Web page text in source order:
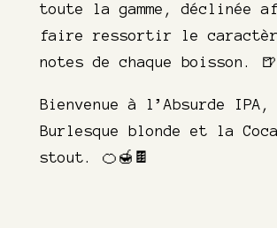
toute la gamme, déclinée
faire ressortir le
notes de chaque boisson. 🍺
Bienvenue à l’Absurde
Burlesque blonde et la
stout. 🍊🍯🍫